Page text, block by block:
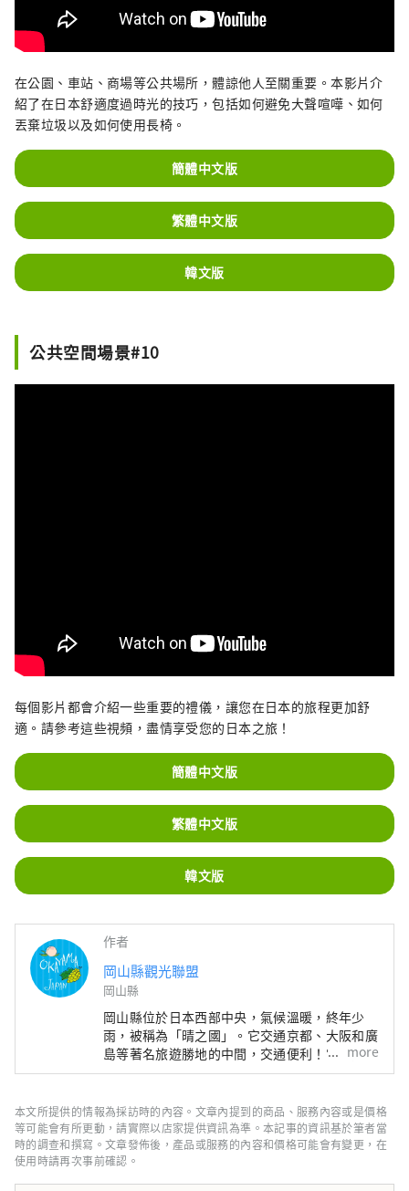
在公園、車站、商場等公共場所，體諒他人至關重要。本影片介
紹了在日本舒適度過時光的技巧，包括如何避免大聲喧嘩、如何
丟棄垃圾以及如何使用長椅。
簡體中文版
繁體中文版
韓文版
公共空間場景#10
每個影片都會介紹一些重要的禮儀，讓您在日本的旅程更加舒
適。請參考這些視頻，盡情享受您的日本之旅！
簡體中文版
繁體中文版
韓文版
作者
岡山縣觀光聯盟
岡山縣
岡山縣位於日本西部中央，氣候溫暖​​，終年少
雨，被稱為「晴之國」。它交通京都、大阪和廣
島等著名旅遊勝地的中間，交通便利！它也是經
由瀨戶通往四國的門戶。 岡山縣也被稱為“水
水果，無論甜度、香氣還是風味，都是最高品質
的。 您可以品嚐白桃、麝香葡萄、先鋒葡萄等
當季水果！ 岡山還擁有世界級的旅遊景點，包
括岡山城、日本三大名園之一的岡山後樂園以及
擁有歷史、文化和藝術的倉敷美觀地區！
more
本文所提供的情報為採訪時的內容。文章內提到的商品、服務內容或是價格
等可能會有所更動，請實際以店家提供資訊為準。本記事的資訊基於筆者當
時的調查和撰寫。文章發佈後，產品或服務的內容和價格可能會有變更，在
使用時請再次事前確認。